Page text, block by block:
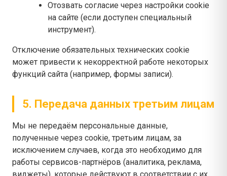
Отозвать согласие через настройки cookie
на сайте (если доступен специальный
инструмент).
Отключение обязательных технических cookie
может привести к некорректной работе некоторых
функций сайта (например, формы записи).
5. Передача данных третьим лицам
Мы не передаём персональные данные,
полученные через cookie, третьим лицам, за
исключением случаев, когда это необходимо для
работы сервисов-партнёров (аналитика, реклама,